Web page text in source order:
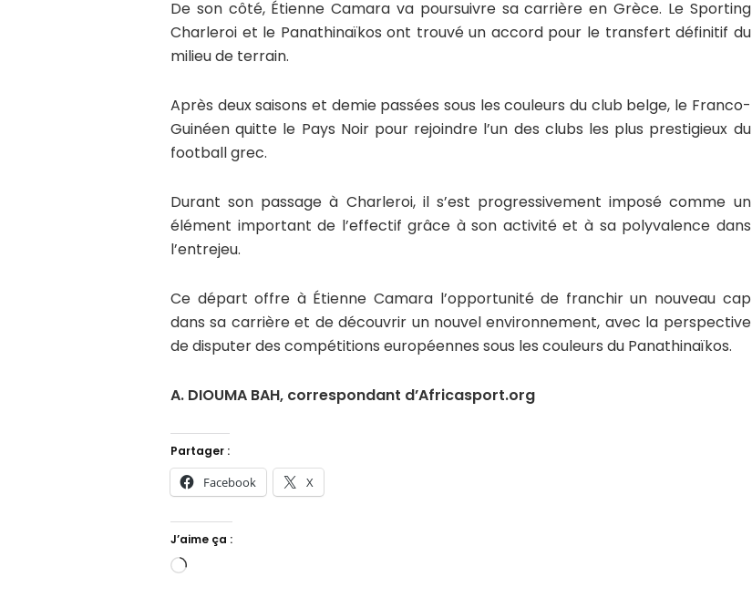
De son côté, Étienne Camara va poursuivre sa carrière en Grèce. Le Sporting
Charleroi et le Panathinaïkos ont trouvé un accord pour le transfert définitif du
milieu de terrain.
Après deux saisons et demie passées sous les couleurs du club belge, le Franco-
Guinéen quitte le Pays Noir pour rejoindre l’un des clubs les plus prestigieux du
football grec.
Durant son passage à Charleroi, il s’est progressivement imposé comme un
élément important de l’effectif grâce à son activité et à sa polyvalence dans
l’entrejeu.
Ce départ offre à Étienne Camara l’opportunité de franchir un nouveau cap
dans sa carrière et de découvrir un nouvel environnement, avec la perspective
de disputer des compétitions européennes sous les couleurs du Panathinaïkos.
A. DIOUMA BAH, correspondant d’Africasport.org
Partager :
Facebook X
J’aime ça :
Chargement…